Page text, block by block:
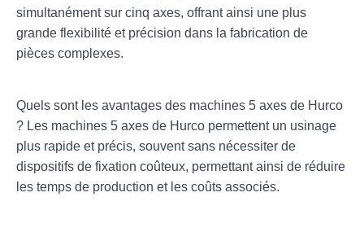
simultanément sur cinq axes, offrant ainsi une plus
grande flexibilité et précision dans la fabrication de
pièces complexes.
Quels sont les avantages des machines 5 axes de Hurco
? Les machines 5 axes de Hurco permettent un usinage
plus rapide et précis, souvent sans nécessiter de
dispositifs de fixation coûteux, permettant ainsi de réduire
les temps de production et les coûts associés.